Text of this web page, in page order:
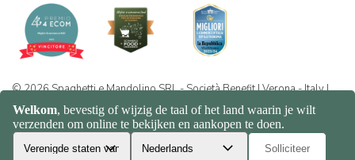
© 2026 Spaghetti e Mandolino SRL - Società Benefit | Verona - Italy |
+39 351 865 9444 | P.I. IT04913730232 | Certificazione BIO: IT-BIO-
016.380-0110744.2026.001 | REA VR-455804 |Privacy- en
cookiebeleid|Sitemap